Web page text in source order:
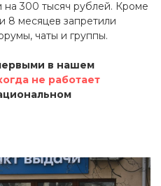
300 тысяч рублей. Кроме
8 месяцев запретили
чаты и группы.
в нашем
не работает